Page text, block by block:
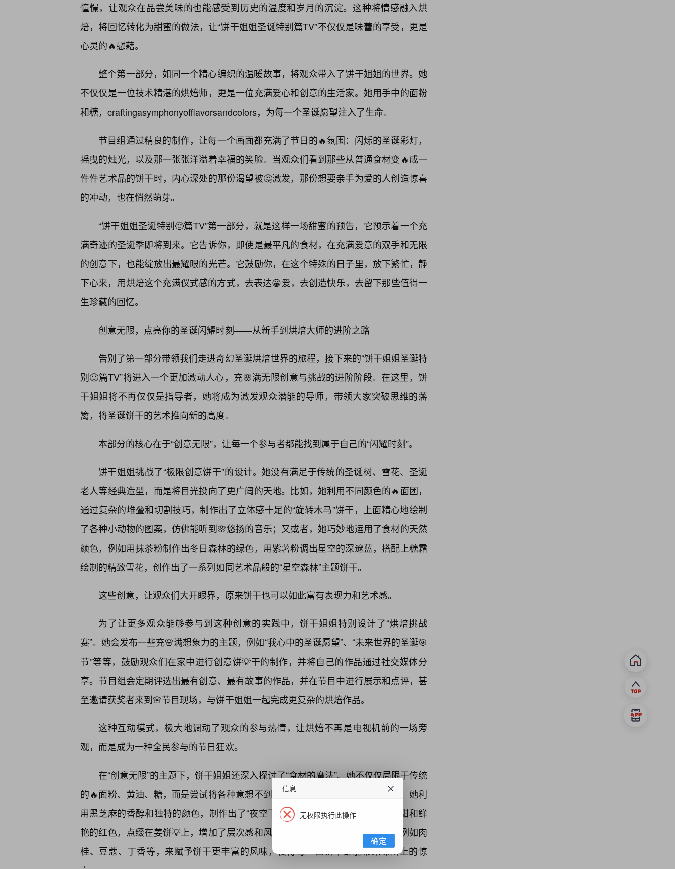
憧憬，让观众在品尝美味的也能感受到历史的温度和岁月的沉淀。这种将情感融入烘
焙，将回忆转化为甜蜜的做法，让“饼干姐姐圣诞特别篇TV”不仅仅是味蕾的享受，更是
心灵的🔥慰藉。
整个第一部分，如同一个精心编织的温暖故事，将观众带入了饼干姐姐的世界。她
不仅仅是一位技术精湛的烘焙师，更是一位充满爱心和创意的生活家。她用手中的面粉
和糖，craftingasymphonyofflavorsandcolors，为每一个圣诞愿望注入了生命。
节目组通过精良的制作，让每一个画面都充满了节日的🔥氛围：闪烁的圣诞彩灯，
摇曳的烛光，以及那一张张洋溢着幸福的笑脸。当观众们看到那些从普通食材变🔥成一
件件艺术品的饼干时，内心深处的那份渴望被🤔激发，那份想要亲手为爱的人创造惊喜
的冲动，也在悄然萌芽。
“饼干姐姐圣诞特别🙂篇TV”第一部分，就是这样一场甜蜜的预告，它预示着一个充
满奇迹的圣诞季即将到来。它告诉你，即使是最平凡的食材，在充满爱意的双手和无限
的创意下，也能绽放出最耀眼的光芒。它鼓励你，在这个特殊的日子里，放下繁忙，静
下心来，用烘焙这个充满仪式感的方式，去表达😀爱，去创造快乐，去留下那些值得一
生珍藏的回忆。
创意无限，点亮你的圣诞闪耀时刻——从新手到烘焙大师的进阶之路
告别了第一部分带领我们走进奇幻圣诞烘焙世界的旅程，接下来的“饼干姐姐圣诞特
别🙂篇TV”将进入一个更加激动人心，充🌸满无限创意与挑战的进阶阶段。在这里，饼
干姐姐将不再仅仅是指导者，她将成为激发观众潜能的导师，带领大家突破思维的藩
篱，将圣诞饼干的艺术推向新的高度。
本部分的核心在于“创意无限”，让每一个参与者都能找到属于自己的“闪耀时刻”。
饼干姐姐挑战了“极限创意饼干”的设计。她没有满足于传统的圣诞树、雪花、圣诞
老人等经典造型，而是将目光投向了更广阔的天地。比如，她利用不同颜色的🔥面团，
通过复杂的堆叠和切割技巧，制作出了立体感十足的“旋转木马”饼干，上面精心地绘制
了各种小动物的图案，仿佛能听到🌸悠扬的音乐；又或者，她巧妙地运用了食材的天然
颜色，例如用抹茶粉制作出冬日森林的绿色，用紫薯粉调出星空的深邃蓝，搭配上糖霜
绘制的精致雪花，创作出了一系列如同艺术品般的“星空森林”主题饼干。
这些创意，让观众们大开眼界，原来饼干也可以如此富有表现力和艺术感。
为了让更多观众能够参与到这种创意的实践中，饼干姐姐特别设计了“烘焙挑战
赛”。她会发布一些充🌸满想象力的主题，例如“我心中的圣诞愿望”、“未来世界的圣诞🎯
节”等等，鼓励观众们在家中进行创意饼💡干的制作，并将自己的作品通过社交媒体分
享。节目组会定期评选出最有创意、最有故事的作品，并在节目中进行展示和点评，甚
至邀请获奖者来到🌸节目现场，与饼干姐姐一起完成更复杂的烘焙作品。
这种互动模式，极大地调动了观众的参与热情，让烘焙不再是电视机前的一场旁
观，而是成为一种全民参与的节日狂欢。
在“创意无限”的主题下，饼干姐姐还深入探讨了“食材的魔法”。她不仅仅局限于传统
的🔥面粉、黄油、糖，而是尝试将各种意想不到的食材融入饼干的制作中。比如，她利
用黑芝麻的香醇和独特的颜色，制作出了“夜空下的星辰”饼干；用蔓越莓干的酸甜和鲜
艳的红色，点缀在姜饼💡上，增加了层次感和风味；甚至，她还尝试了用香料，例如肉
桂、豆蔻、丁香等，来赋予饼干更丰富的风味，使得每一口饼干都能带来味蕾上的惊
信息
无权限执行此操作
确定